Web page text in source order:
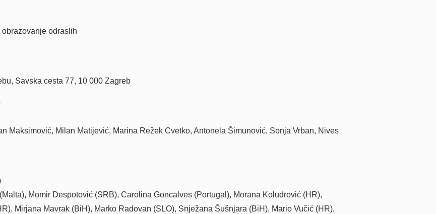
odraslih
Savska cesta 77, 10 000 Zagreb
Maksimović, Milan Matijević, Marina Režek Cvetko, Antonela Šimunović, Sonja Vrban, Nives
Momir Despotović (SRB), Carolina Goncalves (Portugal), Morana Koludrović (HR),
Mirjana Mavrak (BiH), Marko Radovan (SLO), Snježana Šušnjara (BiH), Mario Vučić (HR),